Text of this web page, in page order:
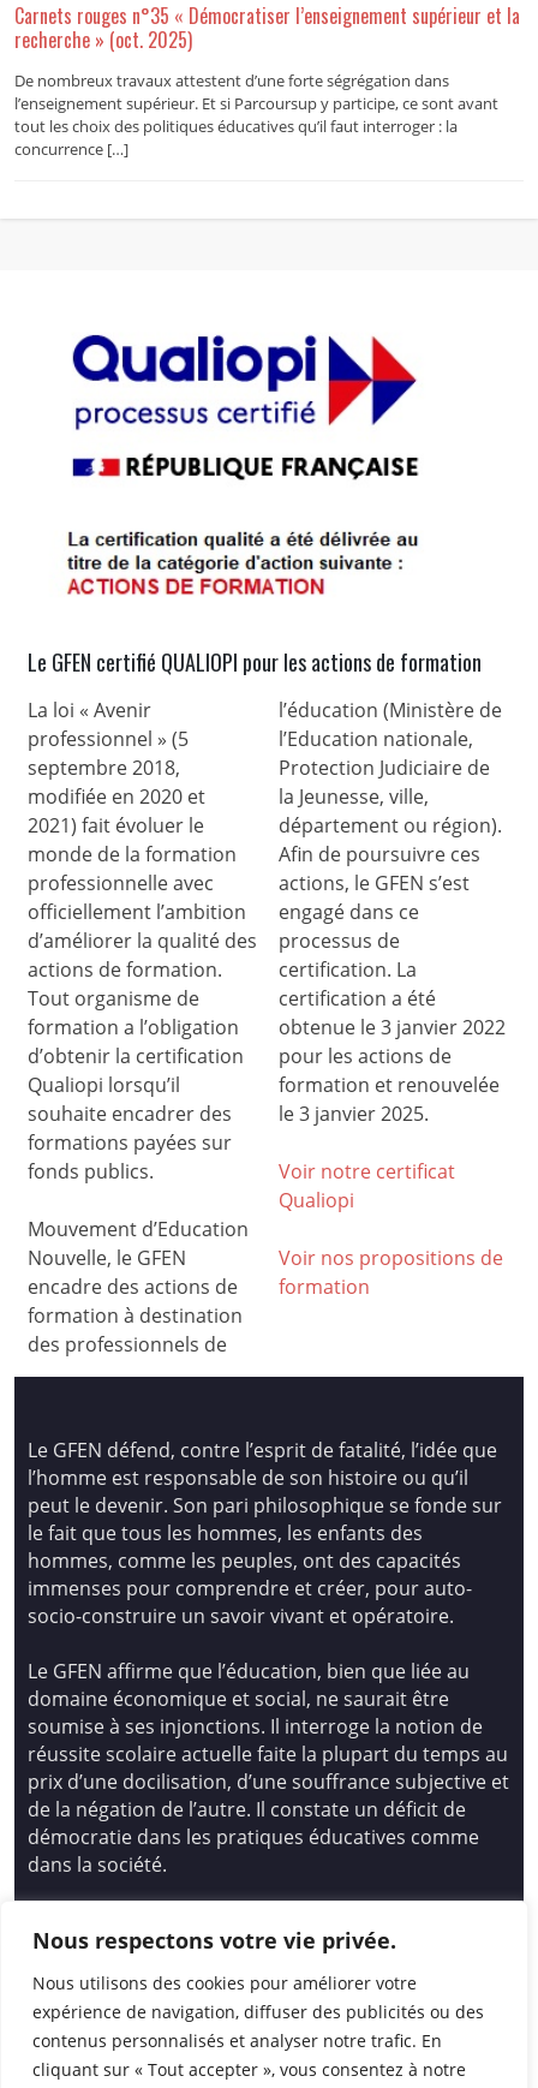
Nous respectons votre vie privée.
Nous utilisons des cookies pour améliorer votre
expérience de navigation, diffuser des publicités ou des
contenus personnalisés et analyser notre trafic. En
cliquant sur « Tout accepter », vous consentez à notre
Carnets rouges n°35 « Démocratiser l’enseignement supérieur et la
recherche » (oct. 2025)
De nombreux travaux attestent d’une forte ségrégation dans
l’enseignement supérieur. Et si Parcoursup y participe, ce sont avant
tout les choix des politiques éducatives qu’il faut interroger : la
concurrence […]
Le GFEN certifié QUALIOPI pour les actions de formation
La loi « Avenir
professionnel » (5
septembre 2018,
modifiée en 2020 et
2021) fait évoluer le
monde de la formation
professionnelle avec
officiellement l’ambition
d’améliorer la qualité des
actions de formation.
Tout organisme de
formation a l’obligation
d’obtenir la certification
Qualiopi lorsqu’il
souhaite encadrer des
formations payées sur
fonds publics.
Mouvement d’Education
Nouvelle, le GFEN
encadre des actions de
formation à destination
des professionnels de
l’éducation (Ministère de
l’Education nationale,
Protection Judiciaire de
la Jeunesse, ville,
département ou région).
Afin de poursuivre ces
actions, le GFEN s’est
engagé dans ce
processus de
certification. La
certification a été
obtenue le 3 janvier 2022
pour les actions de
formation et renouvelée
le 3 janvier 2025.
Voir notre certificat
Qualiopi
Voir nos propositions de
formation
Le GFEN défend, contre l’esprit de fatalité, l’idée que
l’homme est responsable de son histoire ou qu’il
peut le devenir. Son pari philosophique se fonde sur
le fait que tous les hommes, les enfants des
hommes, comme les peuples, ont des capacités
immenses pour comprendre et créer, pour auto-
socio-construire un savoir vivant et opératoire.
Le GFEN affirme que l’éducation, bien que liée au
domaine économique et social, ne saurait être
soumise à ses injonctions. Il interroge la notion de
réussite scolaire actuelle faite la plupart du temps au
prix d’une docilisation, d’une souffrance subjective et
de la négation de l’autre. Il constate un déficit de
démocratie dans les pratiques éducatives comme
dans la société.
Nouvelle
14 avenue Spinoza 94200 Ivry Sur Seine
01 46 72 53 17 – gfen@gfen.asso.fr